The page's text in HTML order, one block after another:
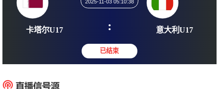
卡塔尔U17
2025-11-03 05:10:38
: 意大